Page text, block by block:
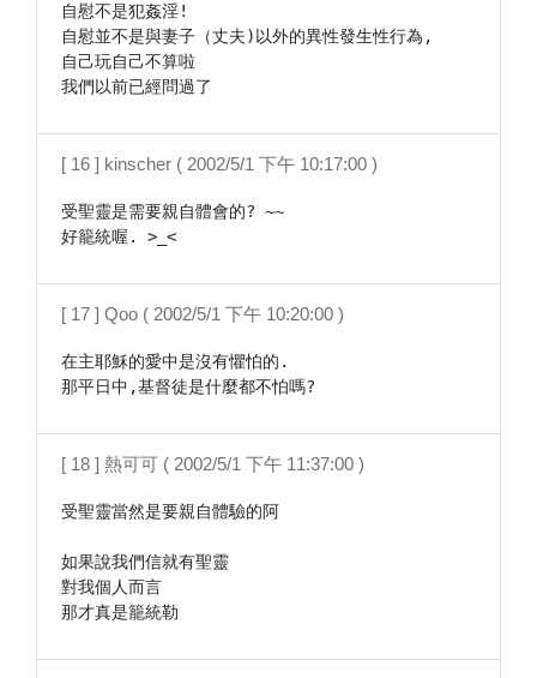
自慰不是犯姦淫!
自慰並不是與妻子（丈夫)以外的異性發生性行為,
自己玩自己不算啦
[ 16 ] kinscher ( 2002/5/1 下午 10:17:00 )
受聖靈是需要親自體會的? ~~
好籠統喔. >_<
[ 17 ] Qoo ( 2002/5/1 下午 10:20:00 )
在主耶穌的愛中是沒有懼怕的.
那平日中,基督徒是什麼都不怕嗎?
[ 18 ] 熱可可 ( 2002/5/1 下午 11:37:00 )
受聖靈當然是要親自體驗的阿
如果說我們信就有聖靈
對我個人而言
那才真是籠統勒